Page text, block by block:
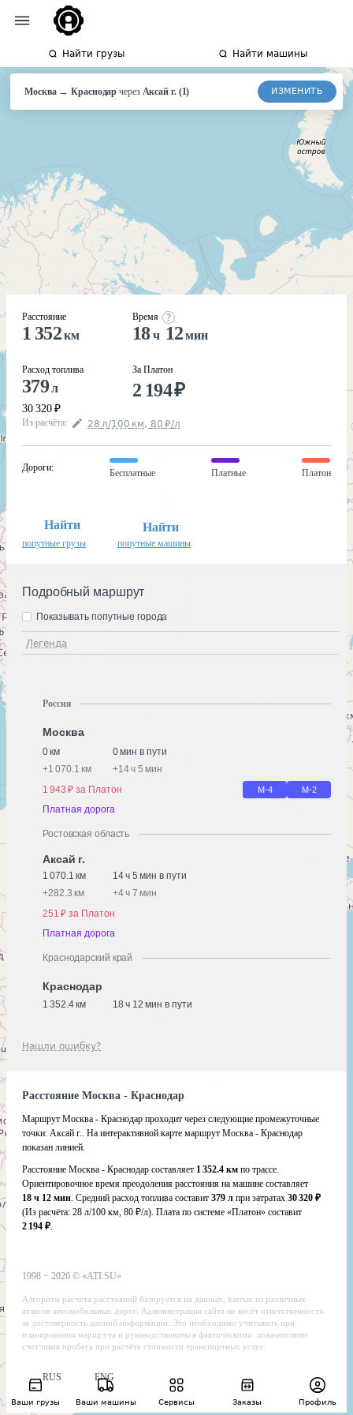
Найти грузы Найти машины
Ваши грузы Ваши машины Сервисы Заказы Профиль
Москва→Краснодар через Аксай г.(1) ИЗМЕНИТЬ
Расстояние
1 352км
Расход топлива
379л
30 320 ₽
Время
18ч 12 мин
За Платон
2 194₽
Из расчёта: 28 л/100 км, 80 ₽/л
Дороги:
Бесплатные Платные Платон
Найти
попутные грузы
Найти
попутные машины
Подробный маршрут
Легенда
Показывать попутные города
Россия
Москва
0 км
0 мин в пути
+1 070.1 км +14 ч 5 мин
1 943 ₽ за Платон
М-4 М-2
Платная дорога
Ростовская область
Аксай г.
1 070.1 км
14 ч 5 мин в пути
+282.3 км +4 ч 7 мин
251 ₽ за Платон
Платная дорога
Краснодарский край
Краснодар
1 352.4 км 18 ч 12 мин в пути
Нашли ошибку?
Расстояние Москва - Краснодар
Маршрут Москва - Краснодар проходит через следующие промежуточные
точки: Аксай г.. На интерактивной карте маршрут Москва - Краснодар
показан линией.
Расстояние Москва - Краснодар составляет 1 352.4 км по трассе.
Ориентировочное время преодоления расстояния на машине составляет
18 ч 12 мин. Средний расход топлива составит 379 л при затратах 30 320 ₽
(Из расчёта: 28 л/100 км, 80 ₽/л). Плата по системе «Платон» составит
2 194 ₽.
1998 − 2026 © «ATI.SU»
Алгоритм расчета расстояний базируется на данных, взятых из различных
атласов автомобильных дорог. Администрация сайта не несёт ответственности
за достоверность данной информации. Это необходимо учитывать при
планировании маршрута и руководствоваться фактическими показателями
счетчиков пробега при расчёте стоимости транспортных услуг.
RUS ENG